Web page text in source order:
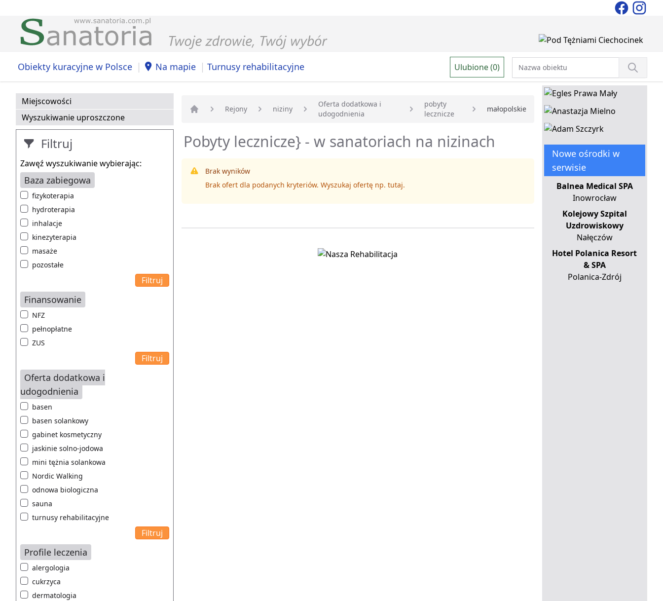
Obiekty kuracyjne w Polsce | Na mapie | Turnusy rehabilitacyjne Ulubione (0)
Miejscowości
Wyszukiwanie uproszczone
Filtruj
Zawęź wyszukiwanie wybierając:
Baza zabiegowa
fizykoterapia
hydroterapia
inhalacje
kinezyterapia
masaże
pozostałe
Finansowanie
NFZ
pełnopłatne
ZUS
Oferta dodatkowa i
udogodnienia
basen
basen solankowy
gabinet kosmetyczny
jaskinie solno-jodowa
mini tężnia solankowa
Nordic Walking
odnowa biologiczna
sauna
turnusy rehabilitacyjne
Profile leczenia
alergologia
cukrzyca
dermatologia
Rejony niziny
Oferta dodatkowa i
udogodnienia
pobyty
lecznicze
małopolskie
Pobyty lecznicze} - w sanatoriach na nizinach
Brak wyników
Brak ofert dla podanych kryteriów. Wyszukaj ofertę np. tutaj.
Nowe ośrodki w
serwisie
Balnea Medical SPA
Inowrocław
Kolejowy Szpital
Uzdrowiskowy
Nałęczów
Hotel Polanica Resort
& SPA
Polanica-Zdrój